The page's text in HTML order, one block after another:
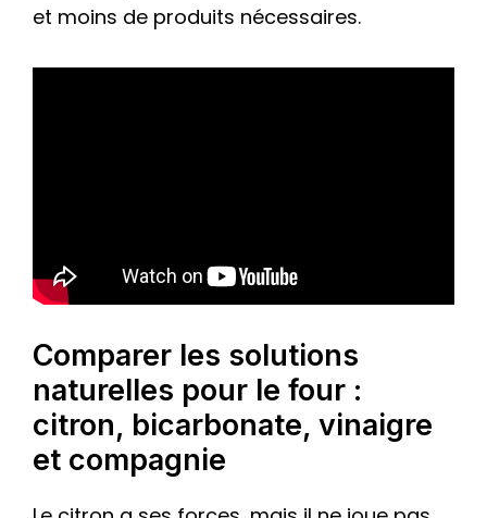
et moins de produits nécessaires.
Comparer les solutions
naturelles pour le four :
citron, bicarbonate, vinaigre
et compagnie